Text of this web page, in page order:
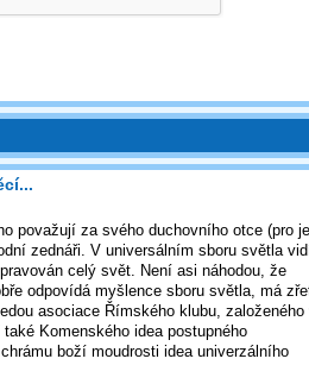
považují za svého duchovního otce (pro
zednáři. V universálním sboru světla
celý svět. Není asi náhodou, že
odpovídá myšlence sboru světla, má
asociace Římského klubu, založeného
Komenského idea postupného
boží moudrosti idea univerzálního